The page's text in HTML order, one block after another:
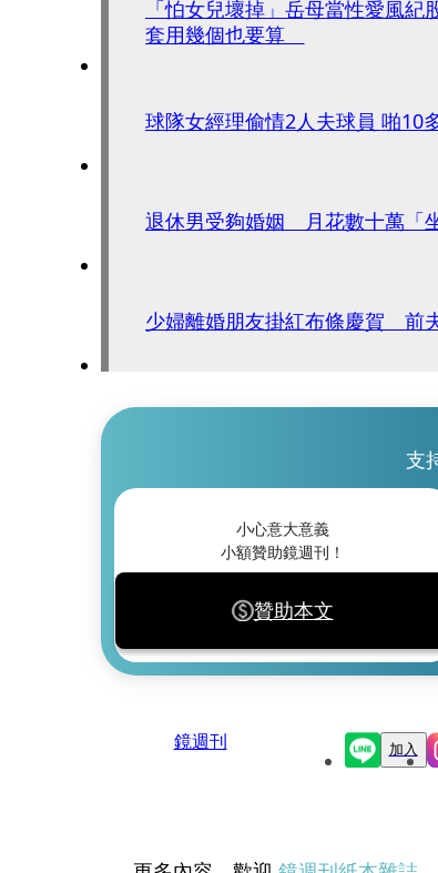
「怕女兒壞掉」岳母當性愛風
套用幾個也要算
球隊女經
退休男受夠婚姻 月花數十萬「
少婦離婚朋友掛紅布條慶賀 前
支
小心意大意義
小額贊助鏡週刊！
贊助本文
鏡週刊 加入